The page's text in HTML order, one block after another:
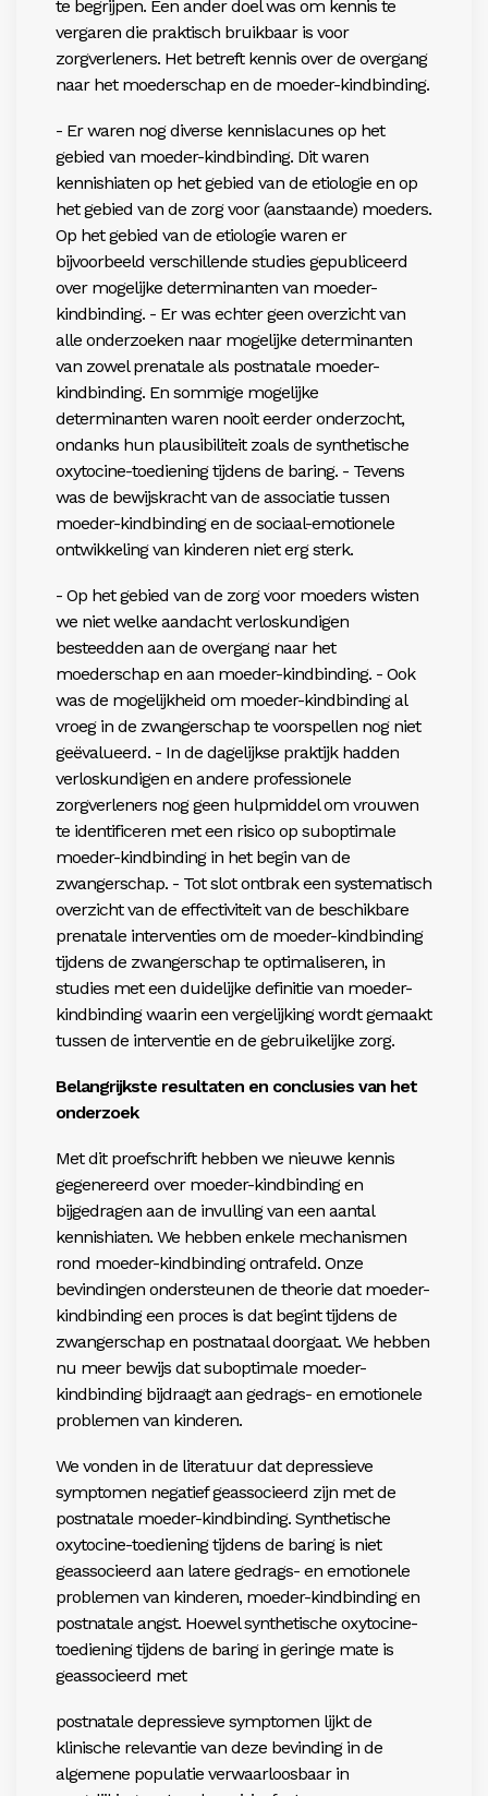
te begrijpen. Een ander doel was om kennis te
vergaren die praktisch bruikbaar is voor
zorgverleners. Het betreft kennis over de overgang
naar het moederschap en de moeder-kindbinding.
- Er waren nog diverse kennislacunes op het
gebied van moeder-kindbinding. Dit waren
kennishiaten op het gebied van de etiologie en op
het gebied van de zorg voor (aanstaande) moeders.
Op het gebied van de etiologie waren er
bijvoorbeeld verschillende studies gepubliceerd
over mogelijke determinanten van moeder-
kindbinding. - Er was echter geen overzicht van
alle onderzoeken naar mogelijke determinanten
van zowel prenatale als postnatale moeder-
kindbinding. En sommige mogelijke
determinanten waren nooit eerder onderzocht,
ondanks hun plausibiliteit zoals de synthetische
oxytocine-toediening tijdens de baring. - Tevens
was de bewijskracht van de associatie tussen
moeder-kindbinding en de sociaal-emotionele
ontwikkeling van kinderen niet erg sterk.
- Op het gebied van de zorg voor moeders wisten
we niet welke aandacht verloskundigen
besteedden aan de overgang naar het
moederschap en aan moeder-kindbinding. - Ook
was de mogelijkheid om moeder-kindbinding al
vroeg in de zwangerschap te voorspellen nog niet
geëvalueerd. - In de dagelijkse praktijk hadden
verloskundigen en andere professionele
zorgverleners nog geen hulpmiddel om vrouwen
te identificeren met een risico op suboptimale
moeder-kindbinding in het begin van de
zwangerschap. - Tot slot ontbrak een systematisch
overzicht van de effectiviteit van de beschikbare
prenatale interventies om de moeder-kindbinding
tijdens de zwangerschap te optimaliseren, in
studies met een duidelijke definitie van moeder-
kindbinding waarin een vergelijking wordt gemaakt
tussen de interventie en de gebruikelijke zorg.
Belangrijkste resultaten en conclusies van het
onderzoek
Met dit proefschrift hebben we nieuwe kennis
gegenereerd over moeder-kindbinding en
bijgedragen aan de invulling van een aantal
kennishiaten. We hebben enkele mechanismen
rond moeder-kindbinding ontrafeld. Onze
bevindingen ondersteunen de theorie dat moeder-
kindbinding een proces is dat begint tijdens de
zwangerschap en postnataal doorgaat. We hebben
nu meer bewijs dat suboptimale moeder-
kindbinding bijdraagt aan gedrags- en emotionele
problemen van kinderen.
We vonden in de literatuur dat depressieve
symptomen negatief geassocieerd zijn met de
postnatale moeder-kindbinding. Synthetische
oxytocine-toediening tijdens de baring is niet
geassocieerd aan latere gedrags- en emotionele
problemen van kinderen, moeder-kindbinding en
postnatale angst. Hoewel synthetische oxytocine-
toediening tijdens de baring in geringe mate is
geassocieerd met
postnatale depressieve symptomen lijkt de
klinische relevantie van deze bevinding in de
algemene populatie verwaarloosbaar in